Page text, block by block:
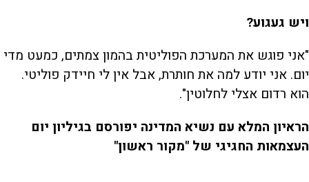
ויש געגוע?
"אני פוגש את המערכת הפוליטית בהמון צמתים, כמעט מדי
יום. אני יודע למה את חותרת, אבל אין לי חיידק פוליטי.
הוא רדום אצלי לחלוטין".
הראיון המלא עם נשיא המדינה יפורסם בגיליון יום
העצמאות החגיגי של "מקור ראשון"